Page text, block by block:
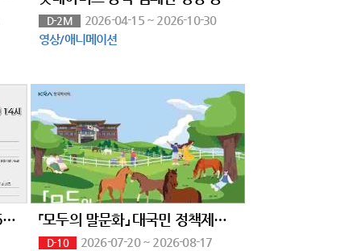
D-2M
2026-04-15 ~ 2026-10-30
영상/애니메이션
진천 K스토리창작클러스터『제5기 K스토리작가 레지던시 입주작가』(~8/14) 「모두의 말문화」 대국민 정책제안(~8/17)
D-10 2026-07-20 ~ 2026-08-17